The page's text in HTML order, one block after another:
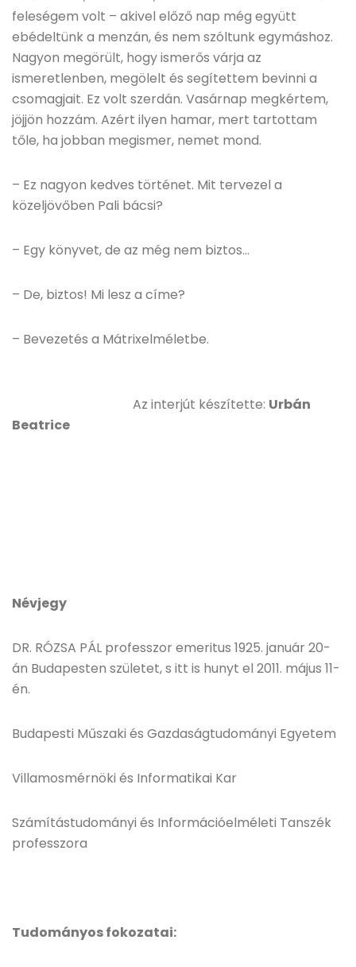
feleségem volt – akivel előző nap még együtt
ebédeltünk a menzán, és nem szóltunk egymáshoz.
Nagyon megörült, hogy ismerős várja az
ismeretlenben, megölelt és segítettem bevinni a
csomagjait. Ez volt szerdán. Vasárnap megkértem,
jöjjön hozzám. Azért ilyen hamar, mert tartottam
tőle, ha jobban megismer, nemet mond.
– Ez nagyon kedves történet. Mit tervezel a
közeljövőben Pali bácsi?
– Egy könyvet, de az még nem biztos…
– De, biztos! Mi lesz a címe?
– Bevezetés a Mátrixelméletbe.
Az interjút készítette: Urbán
Beatrice
Névjegy
DR. RÓZSA PÁL professzor emeritus 1925. január 20-
án Budapesten születet, s itt is hunyt el 2011. május 11-
én.
Budapesti Műszaki és Gazdaságtudományi Egyetem
Villamosmérnöki és Informatikai Kar
Számítástudományi és Információelméleti Tanszék
professzora
Tudományos fokozatai: